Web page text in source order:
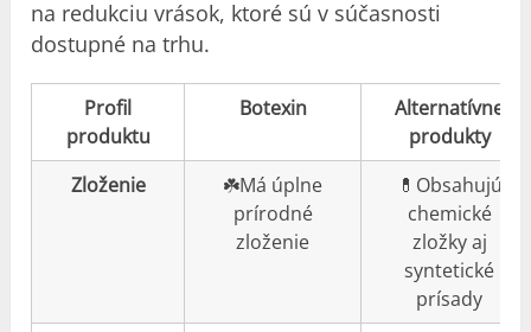
na redukciu vrások, ktoré sú v súčasnosti
dostupné na trhu.
Profil
produktu
Botexin
Alternatívne
produkty
Zloženie
☘️Má úplne
prírodné
zloženie
💊Obsahujú
chemické
zložky aj
syntetické
prísady